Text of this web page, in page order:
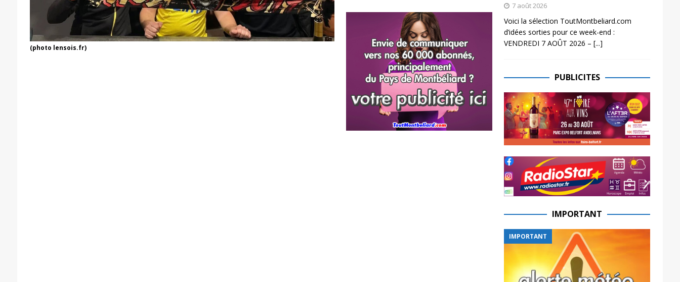
(photo lensois.fr)
7 août 2026
Voici la sélection ToutMontbeliard.com
d’idées sorties pour ce week-end :
VENDREDI 7 AOÛT 2026 – [...]
PUBLICITES
IMPORTANT
IMPORTANT